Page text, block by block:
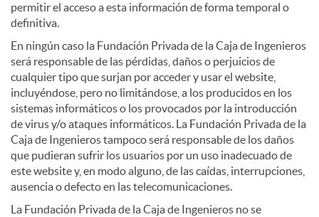
permitir el acceso a esta información de forma temporal o
definitiva.
En ningún caso la Fundación Privada de la Caja de Ingenieros
será responsable de las pérdidas, daños o perjuicios de
cualquier tipo que surjan por acceder y usar el website,
incluyéndose, pero no limitándose, a los producidos en los
sistemas informáticos o los provocados por la introducción
de virus y/o ataques informáticos. La Fundación Privada de la
Caja de Ingenieros tampoco será responsable de los daños
que pudieran sufrir los usuarios por un uso inadecuado de
este website y, en modo alguno, de las caídas, interrupciones,
ausencia o defecto en las telecomunicaciones.
La Fundación Privada de la Caja de Ingenieros no se